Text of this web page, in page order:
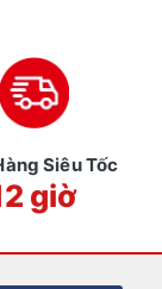
Siêu Tốc
giờ